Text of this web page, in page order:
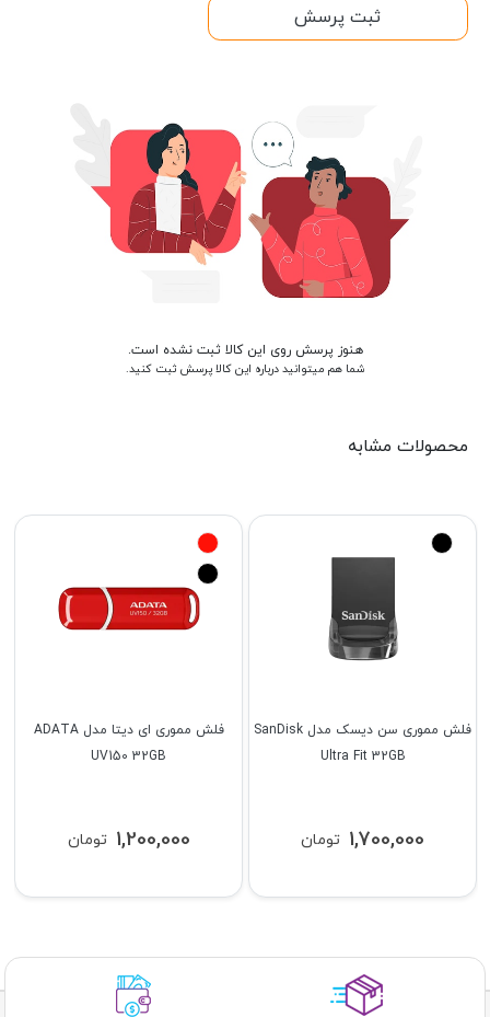
ثبت پرسش
هنوز پرسش روی این کالا ثبت نشده است.
شما هم میتوانید درباره این کالا پرسش ثبت کنید.
محصولات مشابه
فلش مموری ای دیتا مدل ADATA
UV150 32GB
تومان 1,200,000
فلش مموری سن دیسک مدل SanDisk
Ultra Fit 32GB
تومان 1,700,000